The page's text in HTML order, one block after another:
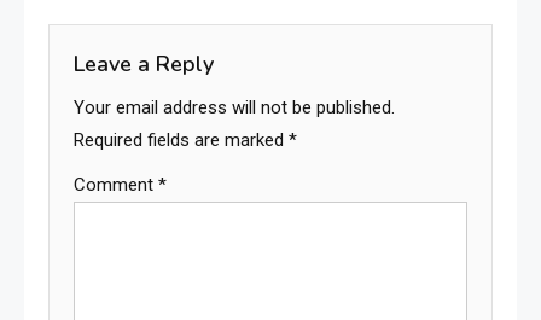
Leave a Reply
Your email address will not be published.
Required fields are marked *
Comment *